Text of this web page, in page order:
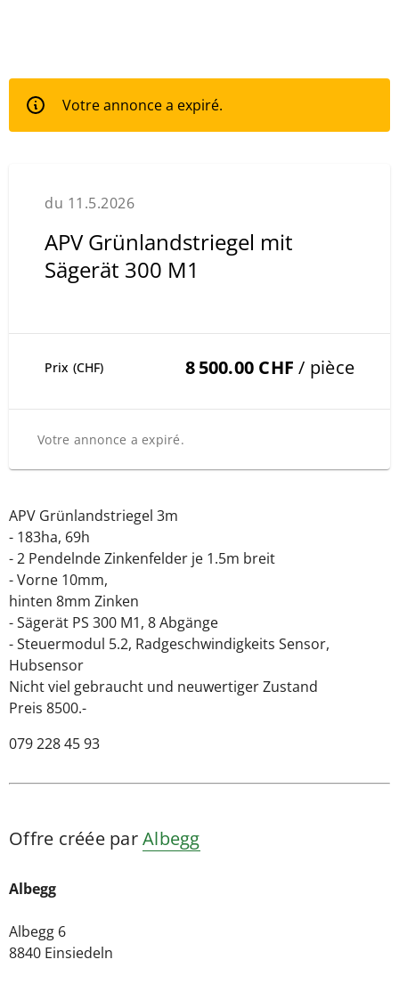
Votre annonce a expiré.
du 11.5.2026
APV Grünlandstriegel mit
Sägerät 300 M1
Prix (CHF) 8 500.00 CHF / pièce
Votre annonce a expiré.
APV Grünlandstriegel 3m
- 183ha, 69h
- 2 Pendelnde Zinkenfelder je 1.5m breit
- Vorne 10mm,
hinten 8mm Zinken
- Sägerät PS 300 M1, 8 Abgänge
- Steuermodul 5.2, Radgeschwindigkeits Sensor,
Hubsensor
Nicht viel gebraucht und neuwertiger Zustand
Preis 8500.-
079 228 45 93
Offre créée parAlbegg
Albegg
Albegg 6
8840 Einsiedeln